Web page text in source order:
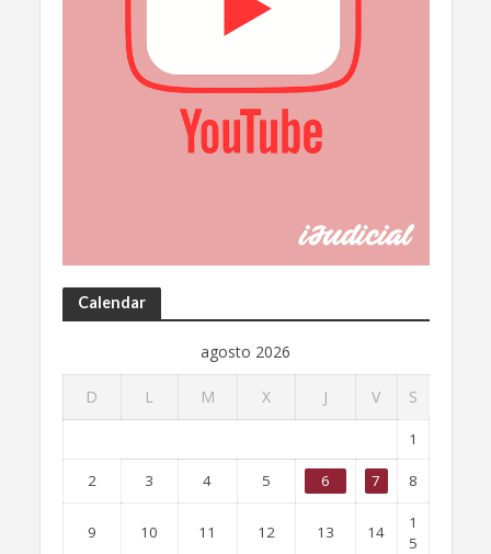
Calendar
agosto 2026
D L M X J V S
1
2 3 4 5 6 7 8
9 10 11 12 13 14
1
5